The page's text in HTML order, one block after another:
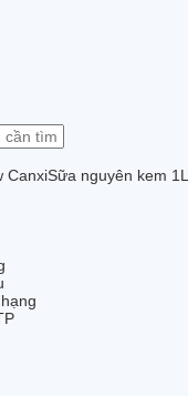
CanxiSữa nguyên kem 1L